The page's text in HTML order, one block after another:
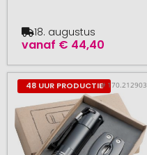
vanaf € 44,40
18. augustus
48 UUR PRODUCTIE# 170.212903